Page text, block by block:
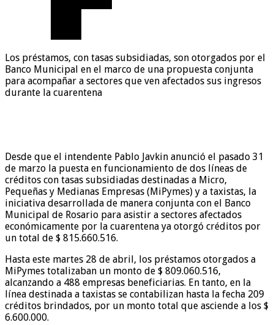
Los préstamos, con tasas subsidiadas, son otorgados por el
Banco Municipal en el marco de una propuesta conjunta
para acompañar a sectores que ven afectados sus ingresos
durante la cuarentena
Desde que el intendente Pablo Javkin anunció el pasado 31
de marzo la puesta en funcionamiento de dos líneas de
créditos con tasas subsidiadas destinadas a Micro,
Pequeñas y Medianas Empresas (MiPymes) y a taxistas, la
iniciativa desarrollada de manera conjunta con el Banco
Municipal de Rosario para asistir a sectores afectados
económicamente por la cuarentena ya otorgó créditos por
un total de $ 815.660.516.
Hasta este martes 28 de abril, los préstamos otorgados a
MiPymes totalizaban un monto de $ 809.060.516,
alcanzando a 488 empresas beneficiarias. En tanto, en la
línea destinada a taxistas se contabilizan hasta la fecha 209
créditos brindados, por un monto total que asciende a los $
6.600.000.